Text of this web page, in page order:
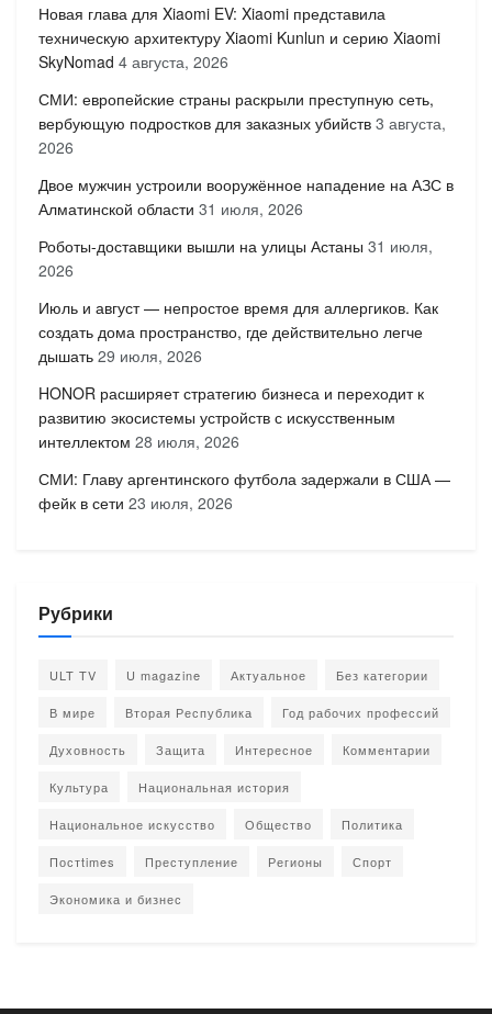
Новая глава для Xiaomi EV: Xiaomi представила
техническую архитектуру Xiaomi Kunlun и серию Xiaomi
SkyNomad 4 августа, 2026
СМИ: европейские страны раскрыли преступную сеть,
вербующую подростков для заказных убийств 3 августа,
2026
Двое мужчин устроили вооружённое нападение на АЗС в
Алматинской области 31 июля, 2026
Роботы-доставщики вышли на улицы Астаны 31 июля,
2026
Июль и август — непростое время для аллергиков. Как
создать дома пространство, где действительно легче
дышать 29 июля, 2026
HONOR расширяет стратегию бизнеса и переходит к
развитию экосистемы устройств с искусственным
интеллектом 28 июля, 2026
СМИ: Главу аргентинского футбола задержали в США —
фейк в сети 23 июля, 2026
Рубрики
ULT TV U magazine Актуальное Без категории
В мире Вторая Республика Год рабочих профессий
Духовность Защита Интересное Комментарии
Культура Национальная история
Национальное искусство Общество Политика
Постtimes Преступление Регионы Спорт
Экономика и бизнес